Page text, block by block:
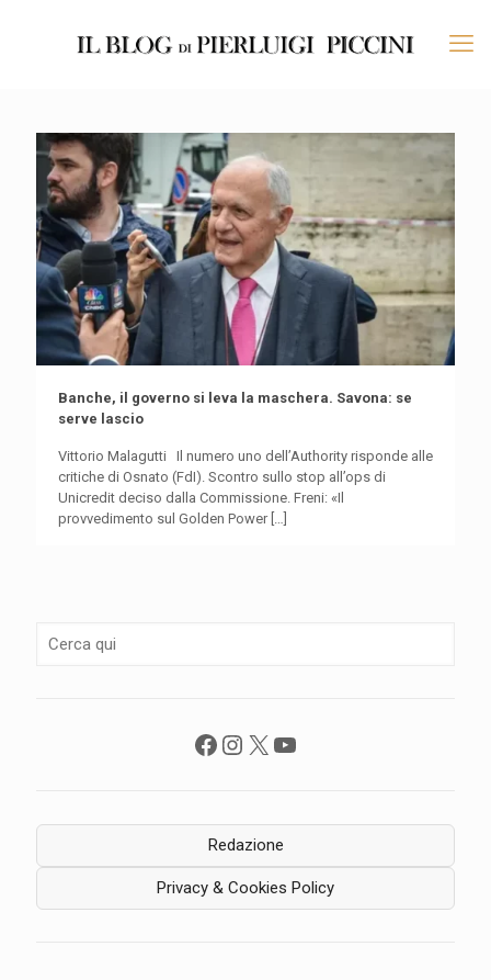
Banche, il governo si leva la maschera. Savona: se
serve lascio
Vittorio Malagutti Il numero uno dell’Authority risponde alle
critiche di Osnato (FdI). Scontro sullo stop all’ops di
Unicredit deciso dalla Commissione. Freni: «Il
provvedimento sul Golden Power[…]
Facebook
Instagram
X YouTube
Redazione
Privacy & Cookies Policy